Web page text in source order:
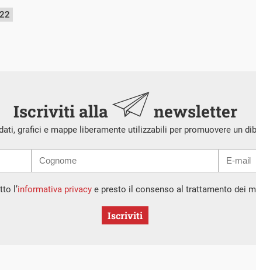
Iscriviti alla newsletter
grafici e mappe liberamente utilizzabili per promuovere un
l’informativa privacye presto il consenso al trattamento dei
Iscriviti